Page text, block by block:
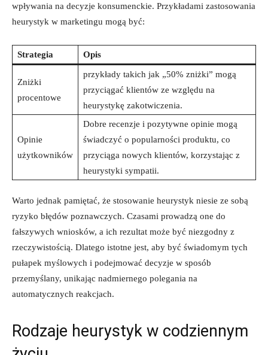
wpływania na decyzje konsumenckie. Przykładami zastosowania
heurystyk w marketingu mogą być:
Strategia Opis
Zniżki
procentowe
przykłady takich jak „50% zniżki” mogą
przyciągać klientów ze względu na
heurystykę zakotwiczenia.
Opinie
użytkowników
Dobre recenzje i pozytywne opinie mogą
świadczyć o popularności produktu, co
przyciąga nowych klientów, korzystając z
heurystyki sympatii.
Warto jednak pamiętać, że stosowanie heurystyk niesie ze sobą
ryzyko błędów poznawczych. Czasami prowadzą one do
fałszywych wniosków, a ich rezultat może być niezgodny z
rzeczywistością. Dlatego istotne jest, aby być świadomym tych
pułapek myślowych i podejmować decyzje w sposób
przemyślany, unikając nadmiernego polegania na
automatycznych reakcjach.
Rodzaje heurystyk w codziennym